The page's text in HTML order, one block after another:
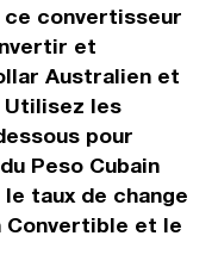
ce convertisseur
et
Australien et
Utilisez les
pour
Peso Cubain
taux de change
Convertible et le